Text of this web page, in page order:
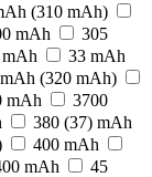
(310 mAh)
mAh
305
33 mAh
(320 mAh)
mAh
3700
380 (37) mАh
400 mAh
mAh
45